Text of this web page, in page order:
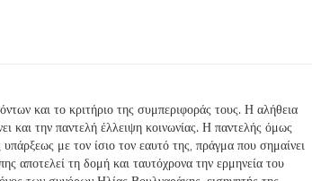
και το κριτήριο της συμπεριφοράς τους. Η αλήθεια
και την παντελή έλλειψη κοινωνίας. Η παντελής όμως
με τον ίσιο τον εαυτό της, πράγμα που σημαίνει
αποτελεί τη δομή και ταυτόχρονα την ερμηνεία του